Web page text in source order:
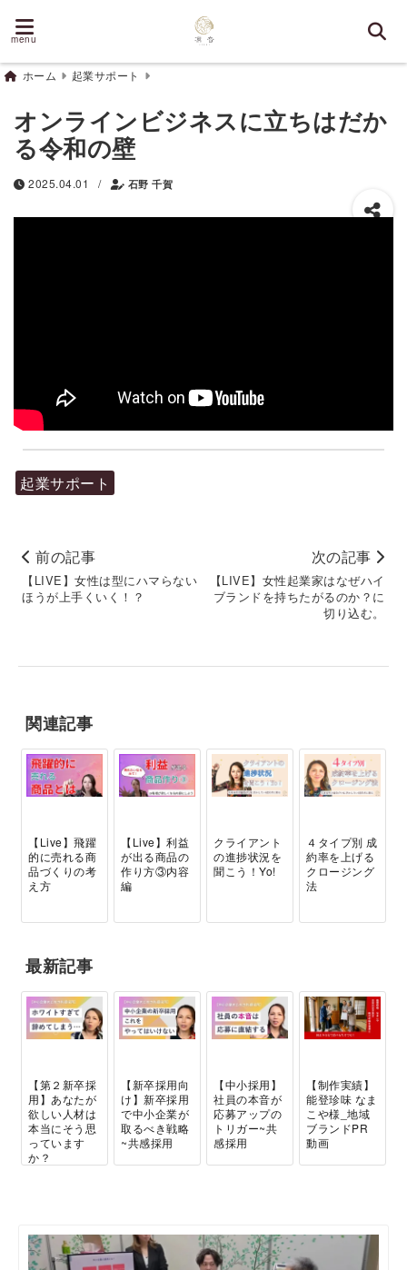
menu
ホーム 起業サポート
オンラインビジネスに立ちはだか
る令和の壁
2025.04.01 / 石野 千賀
起業サポート
前の記事
【LIVE】女性は型にハマらない
ほうが上手くいく！？
次の記事
【LIVE】女性起業家はなぜハイ
ブランドを持ちたがるのか？に
切り込む。
関連記事
【Live】飛躍
的に売れる商
品づくりの考
え方
【Live】利益
が出る商品の
作り方③内容
編
クライアント
の進捗状況を
聞こう！Yo!
４タイプ別 成
約率を上げる
クロージング
法
最新記事
【第２新卒採
用】あなたが
欲しい人材は
本当にそう思
っています
か？
【新卒採用向
け】新卒採用
で中小企業が
取るべき戦略
~共感採用
【中小採用】
社員の本音が
応募アップの
トリガー~共
感採用
【制作実績】
能登珍味 なま
こや様_地域
ブランドPR
動画